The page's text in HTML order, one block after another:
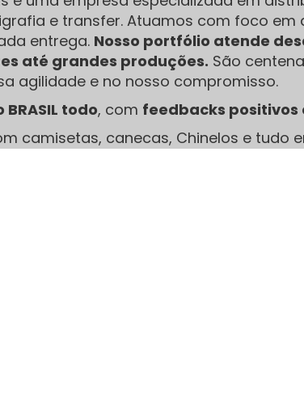
e transfer. Atuamos com foco em
entrega. Nosso portfólio atende
até grandes produções. São
agilidade e no nosso compromisso.
BRASIL todo, com feedbacks positivos
camisetas, canecas, Chinelos e tudo